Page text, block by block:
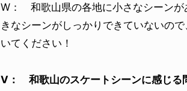
W： 和歌山県の各地に小さなシーンが
きなシーンがしっかりできていないの
いてください！
V： 和歌山のスケートシーンに感じる